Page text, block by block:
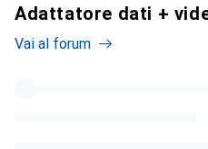
Adattatore dati +
Vai al forum